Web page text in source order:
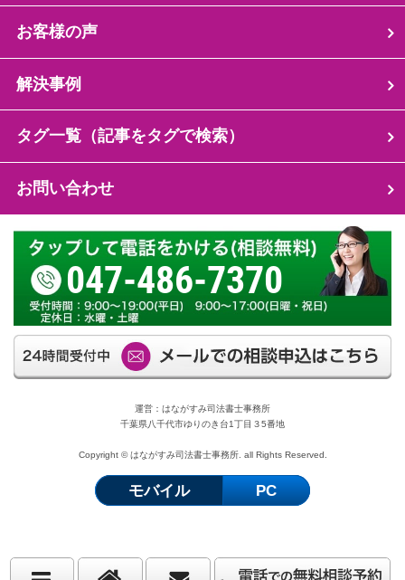
お客様の声
解決事例
タグ一覧（記事をタグで検索）
お問い合わせ
047-486-7370
運営：はながすみ司法書士事務所
千葉県八千代市ゆりのき台1丁目３5番地
Copyright © はながすみ司法書士事務所. all Rights Reserved.
モバイル PC